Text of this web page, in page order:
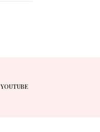
YOUTUBE